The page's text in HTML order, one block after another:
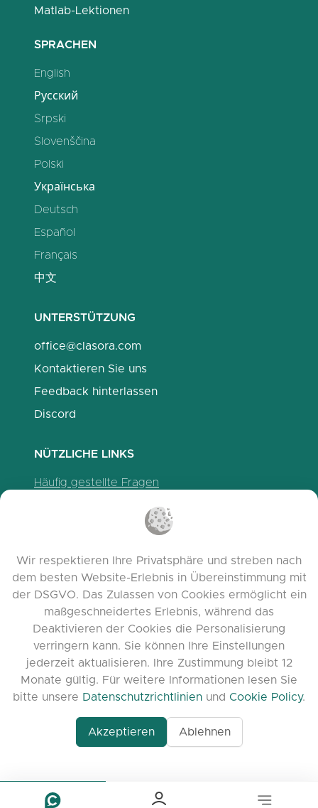
Matlab-Lektionen
SPRACHEN
English
Русский
Srpski
Slovenščina
Polski
Українська
Deutsch
Español
Français
中文
UNTERSTÜTZUNG
office@clasora.com
Kontaktieren Sie uns
Feedback hinterlassen
Discord
NÜTZLICHE LINKS
Häufig gestellte Fragen
Release Notes
www.quora.com/
Agent-7/Maximizing-
of-education-
© 2026 clasora.com platform | Alle Rechte
vorbehalten | Developed byC9 Group
Wir respektieren Ihre Privatsphäre und streben nach
dem besten Website-Erlebnis in Übereinstimmung mit
der DSGVO. Das Zulassen von Cookies ermöglicht ein
maßgeschneidertes Erlebnis, während das
Deaktivieren der Cookies die Personalisierung
verringern kann. Sie können Ihre Einstellungen
jederzeit aktualisieren. Ihre Zustimmung bleibt 12
Monate gültig. Für weitere Informationen lesen Sie
bitte unsere Datenschutzrichtlinien und Cookie Policy.
Akzeptieren Ablehnen